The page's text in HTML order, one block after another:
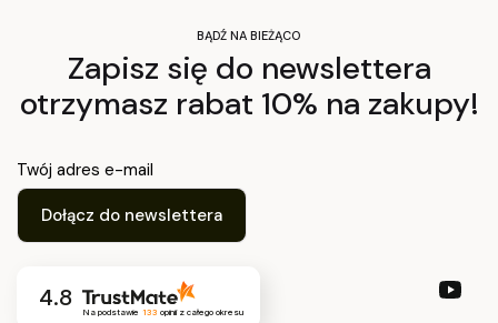
BĄDŹ NA BIEŻĄCO
Zapisz się do newslettera
otrzymasz rabat 10% na zakupy!
Twój adres e-mail
Dołącz do newslettera
4.8
Na podstawie 133 opinii z całego okresu